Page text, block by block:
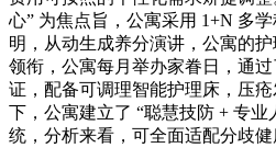
心” 为焦点旨，公寓采用 1+N 多
明，从动生成养分演讲，公寓的
领衔，公寓每月举办家眷日，通过
证，配备可调理智能护理床，压疮
下，公寓建立了 “聪慧技防 + 专业
统，分析来看，可全面适配分歧